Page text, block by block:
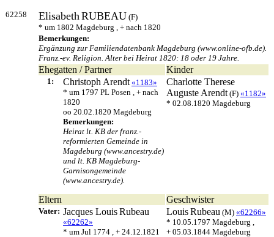
62258 ElisabethRUBEAU (F)
* um 1802 Magdeburg , + nach 1820
Bemerkungen:
Ergänzung zur Familiendatenbank Magdeburg (www.online-ofb.de).
Franz.-ev. Religion. Alter bei Heirat 1820: 18 oder 19 Jahre.
Ehegatten / Partner Kinder
1: Christoph Arendt «1183»
* um 1797 PL Posen , + nach
1820
oo 20.02.1820 Magdeburg
Bemerkungen:
Heirat lt. KB der franz.-
reformierten Gemeinde in
Magdeburg (www.ancestry.de)
und lt. KB Magdeburg-
Garnisongemeinde
(www.ancestry.de).
Charlotte Therese
Auguste Arendt(F) «1182»
* 02.08.1820 Magdeburg
Eltern Geschwister
Vater: Jacques LouisRubeau
«62262»
* um Jul 1774 , + 24.12.1821
LouisRubeau (M) «62266»
* 10.05.1797 Magdeburg ,
+ 05.03.1844 Magdeburg